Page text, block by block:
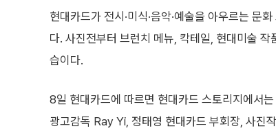
현대카드가 전시·미식·음악·예술을 아우르는 문
다. 사진전부터 브런치 메뉴, 칵테일, 현대미술
습이다.
8일 현대카드에 따르면 현대카드 스토리지에서
광고감독 Ray Yi, 정태영 현대카드 부회장, 사진